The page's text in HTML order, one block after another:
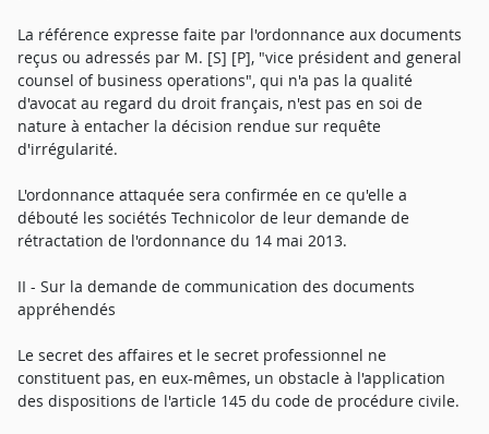
La référence expresse faite par l'ordonnance aux documents
reçus ou adressés par M. [S] [P], "vice président and general
counsel of business operations", qui n'a pas la qualité
d'avocat au regard du droit français, n'est pas en soi de
nature à entacher la décision rendue sur requête
d'irrégularité.
L'ordonnance attaquée sera confirmée en ce qu'elle a
débouté les sociétés Technicolor de leur demande de
rétractation de l'ordonnance du 14 mai 2013.
II - Sur la demande de communication des documents
appréhendés
Le secret des affaires et le secret professionnel ne
constituent pas, en eux-mêmes, un obstacle à l'application
des dispositions de l'article 145 du code de procédure civile.